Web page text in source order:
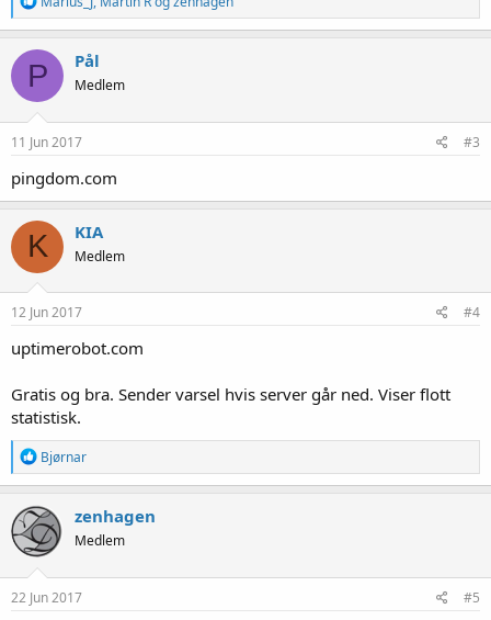
e
a
k
s
o
n
e
:
P Pål
Medlem
11 Jun 2017 #3
pingdom.com
K KIA
Medlem
12 Jun 2017 #4
uptimerobot.com
Gratis og bra. Sender varsel hvis server går ned. Viser flott
statistisk.
R
e
a
k
s
j
o
n
e
Bjørnar
zenhagen
Medlem
22 Jun 2017 #5